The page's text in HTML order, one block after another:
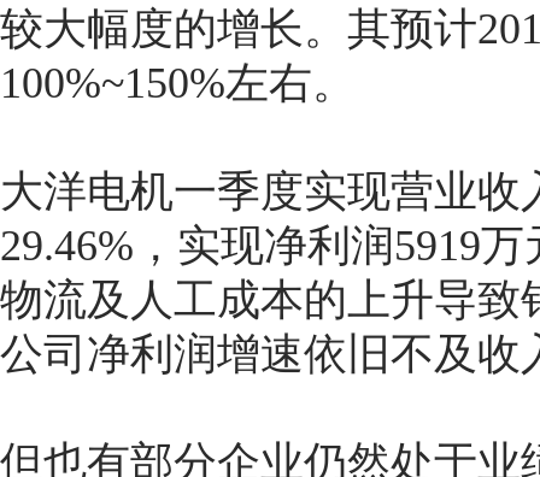
较大幅度的增长。其预计
100%~150%左右。
大洋电机一季度实现营业收
29.46%，实现净利润5919
物流及人工成本的上升导
公司净利润增速依旧不及收
但也有部分企业仍然处于业